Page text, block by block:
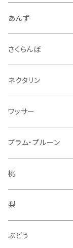
4.5kg～5kg
9kg～10kg
秋映
シナノスイート
紅玉
シナノゴールド
ぐんま名月
王林
サンふじ
冬りんご
ジャム
スパイス
ドライフルーツ
アルコール
冷凍フルーツ
コンポート
あんず
さくらんぼ
ネクタリン
ワッサー
プラム・プルーン
桃
梨
ぶどう